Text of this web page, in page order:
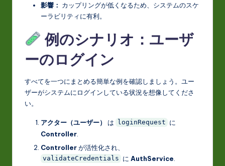
影響： カップリングが低くなるため、システムのスケ
ーラビリティに有利。
例のシナリオ：ユーザ
ーのログイン
すべてを一つにまとめる簡単な例を確認しましょう。ユー
ザーがシステムにログインしている状況を想像してくださ
い。
アクター（ユーザー） は loginRequest に
Controller
Controllerが活性化され、
validateCredentials に AuthService